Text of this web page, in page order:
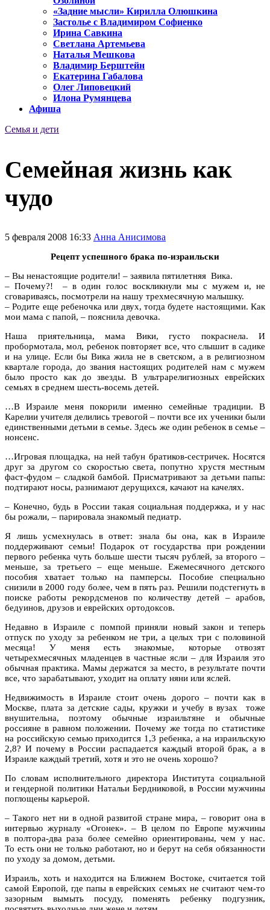
«Задние мысли» Кирилла Олюшкина
Застолье с Владимиром Софиенко
Ирина Савкина
Светлана Артемьева
Наталья Мешкова
Владимир Берштейн
Екатерина Габалова
Олег Липовецкий
Илона Румянцева
Афиша
Семья и дети
Семейная жизнь как
чудо
5 февраля 2008 16:33 Анна Анисимова
Рецепт успешного брака по-израильски
– Вы ненастоящие родители! – заявила пятилетняя Вика.
– Почему?! – в один голос воскликнули мы с мужем и, не
сговариваясь, посмотрели на нашу трехмесячную малышку.
– Родите еще ребеночка или двух, тогда будете настоящими. Как
мои мама с папой, – пояснила девочка.
Наша приятельница, мама Вики, густо покраснела. И
пробормотала, мол, ребенок повторяет все, что слышит в садике
и на улице. Если бы Вика жила не в светском, а в религиозном
квартале города, до звания настоящих родителей нам с мужем
было просто как до звезды. В ультрарелигиозных еврейских
семьях в среднем шесть-восемь детей.
…В Израиле меня покорили именно семейные традиции. В
Карелии учителя делились тревогой – почти все их ученики были
единственными детьми в семье. Здесь же один ребенок в семье –
нонсенс.
…Игровая площадка, на ней табун братиков-сестричек. Носятся
друг за другом со скоростью света, попутно хрустя местным
фаст-фудом – сладкой бамбой. Присматривают за детьми папы:
подтирают носы, разнимают дерущихся, качают на качелях.
– Конечно, будь в России такая социальная поддержка, и у нас
бы рожали, – парировала знакомый педиатр.
Я лишь усмехнулась в ответ: знала бы она, как в Израиле
поддерживают семьи! Подарок от государства при рождении
первого ребенка чуть больше шести тысяч рублей, за второго –
меньше, за третьего – еще меньше. Ежемесячного детского
пособия хватает только на памперсы. Пособие специально
снизили в 2000 году более, чем в пять раз. Решили подстегнуть в
поиске работы рекордсменов по количеству детей – арабов,
бедуинов, друзов и еврейских ортодоксов.
Недавно в Израиле с помпой приняли новый закон и теперь
отпуск по уходу за ребенком не три, а целых три с половиной
месяца! У меня есть знакомые, которые отвозят
четырехмесячных младенцев в частные ясли – для Израиля это
обычная практика. Мамы держатся за место, в результате почти
все, что зарабатывают, уходит на оплату няни или яслей.
Недвижимость в Израиле стоит очень дорого – почти как в
Москве, плата за детские сады, кружки и учебу в вузах тоже
внушительна, поэтому обычные израильтяне и обычные
россияне в равном положении. Почему же тогда по статистике
на российскую семью приходится 1,3 ребенка, а на израильскую
2,8? И почему в России распадается каждый второй брак, а в
Израиле каждый третий, хотя и это не очень хорошо?
По словам исполнительного директора Института социальной
и гендерной политики Натальи Бердниковой, в России мужчины
поглощены карьерой.
– Такого нет ни в одной развитой стране мира, – говорит она в
интервью журналу «Огонек». – В целом по Европе мужчины
в полтора-два раза более семейно ориентированы, чем у нас.
То есть они не только работают, но и берут на себя обязанности
по уходу за домом, детьми.
Израиль, хоть и находится на Ближнем Востоке, считается той
самой Европой, где папы в еврейских семьях не считают чем-то
зазорным вымыть посуду, поменять ребенку подгузник,